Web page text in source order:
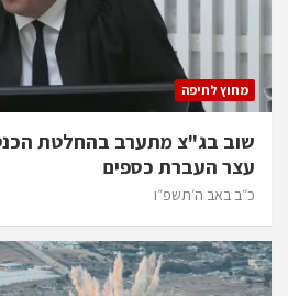
מחוץ לחיפה
שוב בג"צ מתערב בהחלטת
עצר העברת כספים
כ״ב באב ה׳תשפ״ו